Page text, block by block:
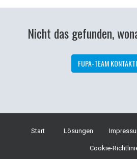
Nicht das gefunden,
FUPA-TEAM
Start Lösungen
Cookie-